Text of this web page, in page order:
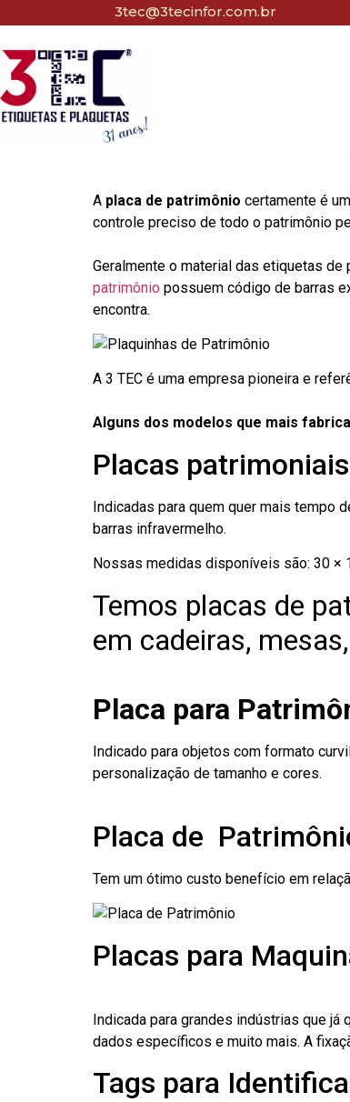
3tec@3tecinfor.com.br
A placa de patrimônio certamente é
controle preciso de todo o patrimônio
Geralmente o material das etiquetas
patrimônio possuem código de barras
encontra.
A 3 TEC é uma empresa pioneira e
Alguns dos modelos que mais
Placas
Indicadas para quem quer mais tempo
barras infravermelho.
Nossas medidas disponíveis são: 30 ×
Temos placas de
em cadeiras,
Placa para
Indicado para objetos com formato
personalização de tamanho e cores.
Placa de
Tem um ótimo custo benefício em
Placas para
Indicada para grandes indústrias que
dados específicos e muito mais. A
Tags para